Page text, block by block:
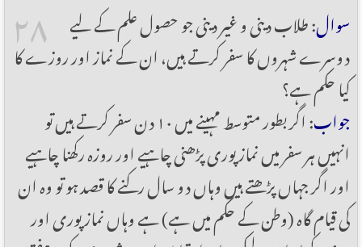
۲۸ سوال: طلاب دینی و غیر دینی جو حصول علم کے لیے
دوسرے شہروں کا سفر کرتے ہیں، ان کے نماز اور روزے کا
کیا حکم ہے؟
جواب
: اگر بطور متوسط مہینے میں ۱۰ دن سفر کرتے ہیں تو
انہیں ہر سفر میں نماز پوری پڑھنی چاہیے اور روزہ رکھنا چاہیے
اور اگر جہاں پڑھتے ہیں وہاں دو سال رکنے کا قصد ہو تو وہ ان
کی قیام گاہ (وطن کے حکم میں ہے) ہے وہاں نماز پوری اور